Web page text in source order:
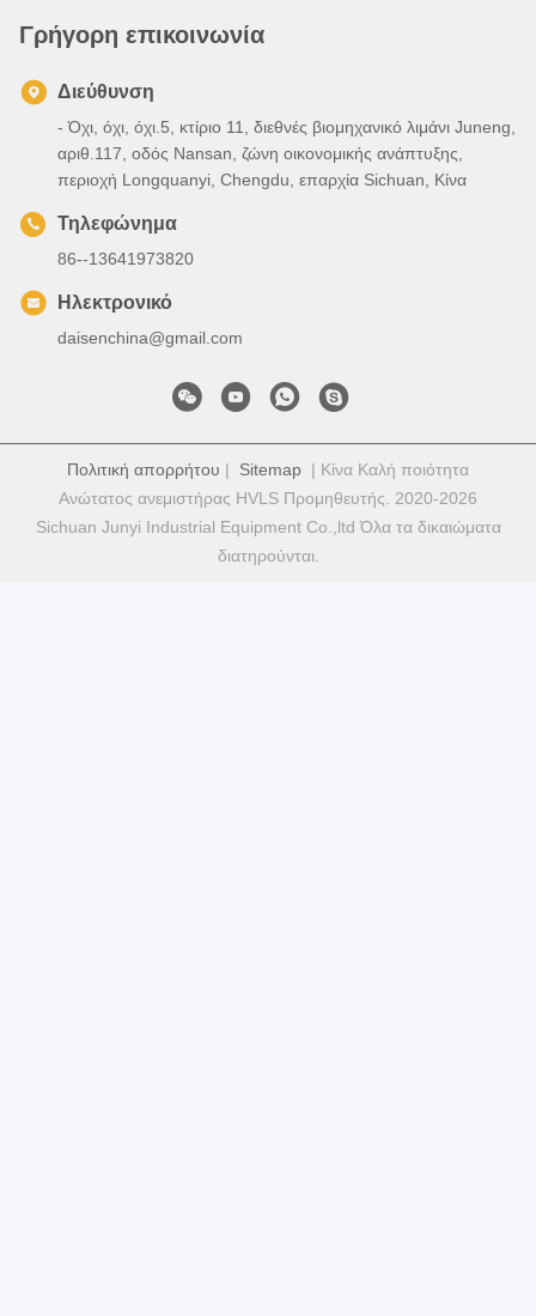
Γρήγορη επικοινωνία
Διεύθυνση
- Όχι, όχι, όχι.5, κτίριο 11, διεθνές βιομηχανικό λιμάνι Juneng,
αριθ.117, οδός Nansan, ζώνη οικονομικής ανάπτυξης,
περιοχή Longquanyi, Chengdu, επαρχία Sichuan, Κίνα
Τηλεφώνημα
86--13641973820
Ηλεκτρονικό
daisenchina@gmail.com
Πολιτική απορρήτου | Sitemap | Κίνα Καλή ποιότητα
Ανώτατος ανεμιστήρας HVLS Προμηθευτής. 2020-2026
Sichuan Junyi Industrial Equipment Co.,ltd Όλα τα δικαιώματα
διατηρούνται.